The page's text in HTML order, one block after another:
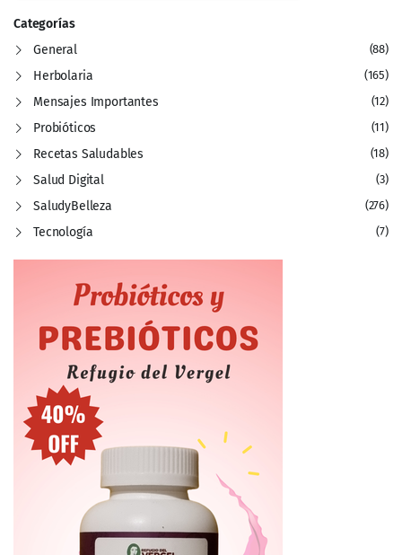
Categorías
General
(88)
Herbolaria (165)
Mensajes Importantes (12)
Probióticos (11)
Recetas Saludables (18)
Salud Digital (3)
SaludyBelleza (276)
Tecnología (7)